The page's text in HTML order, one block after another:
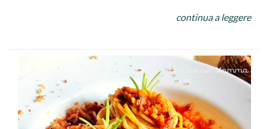
eliminare i semi e frullali a crema. Tosta i pinoli e tritali.
Cuoci i pennoni secondo le istruzioni sulla confezione,
scolali e ripassali nel condimento appena preparato
continua a leggere